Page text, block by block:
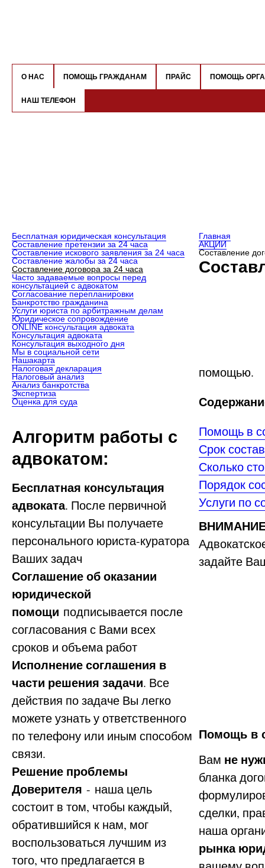
О НАС ПОМОЩЬ ГРАЖДАНАМ ПРАЙС ПОМОЩЬ
НАШ ТЕЛЕФОН
Бесплатная юридическая консультация
Составление претензии за 24 часа
Составление искового заявления за 24 часа
Составление жалобы за 24 часа
Составление договора за 24 часа
Часто задаваемые вопросы перед
консультацией с адвокатом
Согласование перепланировки
Банкротство гражданина
Услуги юриста по арбитражным делам
Юридическое сопровождение
ONLINE консультация адвоката
Консультация адвоката
Консультация выходного дня
Мы в социальной сети
Нашакарта
Налоговая декларация
Налоговый анализ
Анализ банкротства
Экспертиза
Оценка для суда
Алгоритм работы с
адвокатом:
Бесплатная консультация
адвоката. После первичной
консультации Вы получаете
персонального юриста-куратора
Ваших задач
Соглашение об оказании
юридической
помощи подписывается после
согласования с Вами всех
сроков и объема работ
Исполнение соглашения в
части решения задачи. Все
действия по задаче Вы легко
можете узнать у ответственного
по телефону или иным способом
связи.
Решение проблемы
Доверителя - наша цель
состоит в том, чтобы каждый,
обратившийся к нам, мог
воспользоваться лучшим из
того, что предлагается в
Главная
АКЦИИ
Составление
помощью.
Помощь в
Срок
Сколько
Порядок
Услуги по
задайте
Помощь в
Вам не
бланка
сделки,
наша
рынка